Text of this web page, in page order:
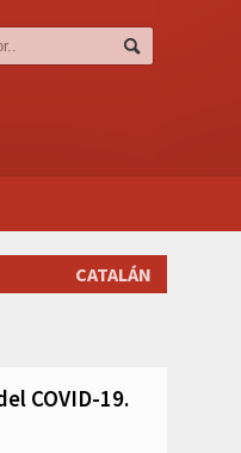
CATALÁN
COVID-19.